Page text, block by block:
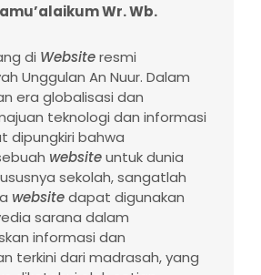
Wr. Wb.
di Websiteresmi
Unggulan An Nuur. Dalam
era globalisasi dan
teknologi dan informasi
dipungkiri bahwa
websiteuntuk dunia
sekolah, sangatlah
websitedapat digunakan
sarana dalam
informasi dan
terkini dari madrasah, yang